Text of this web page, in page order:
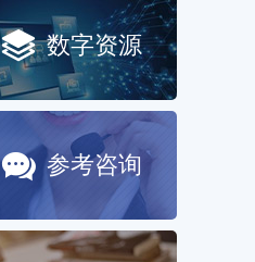
数字资源
参考咨询